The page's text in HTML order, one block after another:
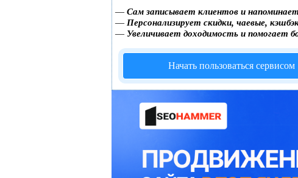
— Сам записывает клиентов и
— Персонализирует скидки, чаевые,
— Увеличивает доходимость и помогает
Начать пользоваться сервисом